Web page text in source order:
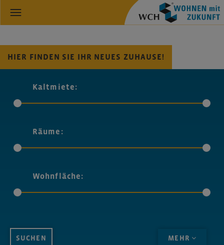
HIER FINDEN SIE IHR NEUES ZUHAUSE!
Kaltmiete:
Räume:
Wohnfläche:
MEHR